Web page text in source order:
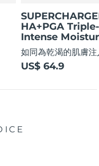
HA+PGA
Intense
如同為乾渴的肌膚
US$ 64.9